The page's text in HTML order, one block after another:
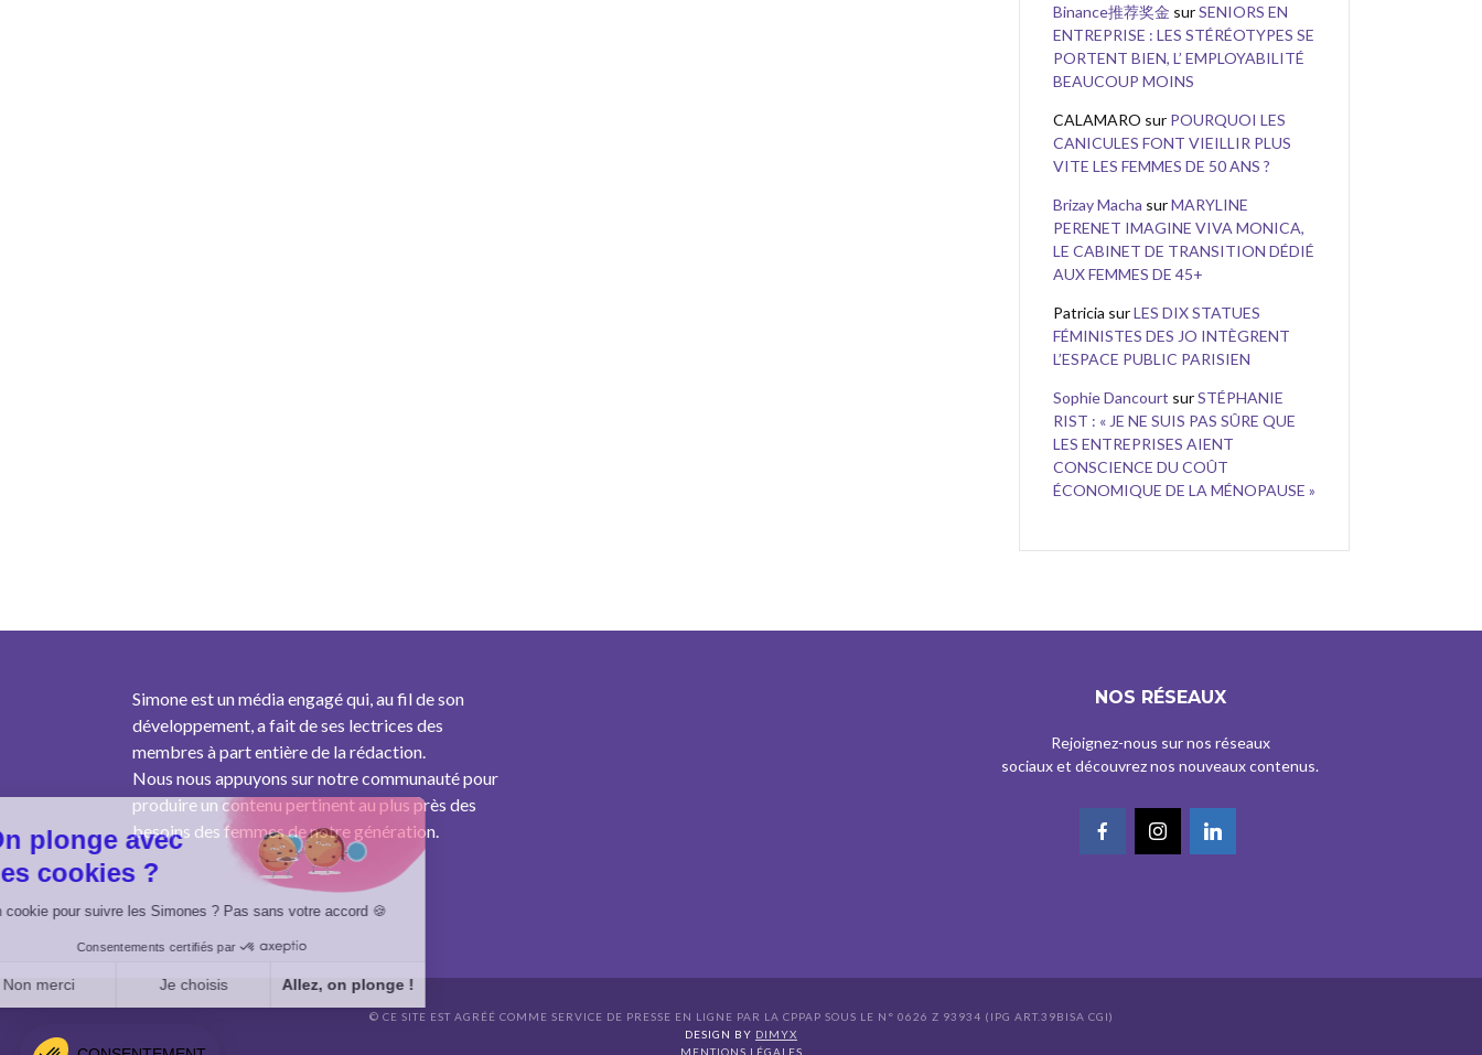
Binance推荐奖金 surSENIORS EN
ENTREPRISE : LES STÉRÉOTYPES SE
PORTENT BIEN, L’ EMPLOYABILITÉ
BEAUCOUP MOINS
CALAMARO sur POURQUOI LES
CANICULES FONT VIEILLIR PLUS
VITE LES FEMMES DE 50 ANS ?
Brizay Macha surMARYLINE
PERENET IMAGINE VIVA MONICA,
LE CABINET DE TRANSITION DÉDIÉ
AUX FEMMES DE 45+
Patricia surLES DIX STATUES
FÉMINISTES DES JO INTÈGRENT
L’ESPACE PUBLIC PARISIEN
Sophie Dancourt surSTÉPHANIE
RIST : « JE NE SUIS PAS SÛRE QUE
LES ENTREPRISES AIENT
CONSCIENCE DU COÛT
ÉCONOMIQUE DE LA MÉNOPAUSE »
Simone est un média engagé qui, au fil de son
développement, a fait de ses lectrices des
membres à part entière de la rédaction.
Nous nous appuyons sur notre communauté pour
produire un contenu pertinent au plus près des
besoins des femmes de notre génération.
NOS RÉSEAUX
Rejoignez-nous sur nos réseaux
sociaux et découvrez nos nouveaux contenus.
© CE SITE EST AGRÉÉ COMME SERVICE DE PRESSE EN LIGNE PAR LA CPPAP SOUS LE N° 0626 Z 93934 (IPG ART.39BISA CGI)
DESIGN BY DIMYX
MENTIONS LÉGALES
On plonge avec
des cookies ?
Un cookie pour suivre les Simones ? Pas sans votre accord 🍪
Consentements certifiés par
Non merci Je choisis Allez, on plonge !
Plateforme de Gestion du Consentement : Personnalisez vos Options